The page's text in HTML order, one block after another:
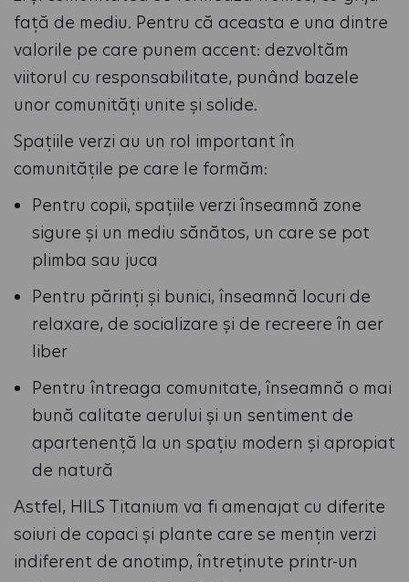
față de mediu. Pentru că aceasta e una dintre
valorile pe care punem accent: dezvoltăm
viitorul cu responsabilitate, punând bazele
unor comunități unite și solide.
Spațiile verzi au un rol important în
comunitățile pe care le formăm:
Pentru copii, spațiile verzi înseamnă zone
sigure și un mediu sănătos, un care se pot
plimba sau juca
Pentru părinți și bunici, înseamnă locuri de
relaxare, de socializare și de recreere în aer
liber
Pentru întreaga comunitate, înseamnă o mai
bună calitate aerului și un sentiment de
apartenență la un spațiu modern și apropiat
de natură
Astfel, HILS Titanium va fi amenajat cu diferite
soiuri de copaci și plante care se mențin verzi
indiferent de anotimp, întreținute printr-un